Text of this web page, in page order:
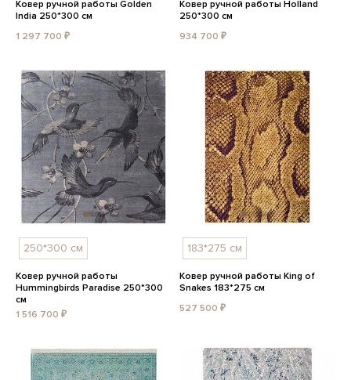
Ковер ручной работы Golden
India 250*300 см
1 297 700 ₽
Ковер ручной работы Holland
250*300 см
934 700 ₽
250*300 см
Ковер ручной работы
Hummingbirds Paradise 250*300
см
1 516 700 ₽
183*275 см
Ковер ручной работы King of
Snakes 183*275 см
527 500 ₽